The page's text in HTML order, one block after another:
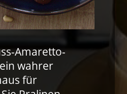
Amaretto-
wahrer
für